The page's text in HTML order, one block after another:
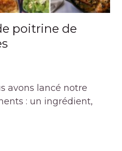
poitrine de
avons lancé notre
: un ingrédient,